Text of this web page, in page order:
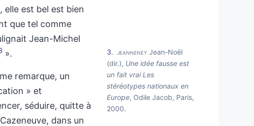
elle est bel est bien
que tel comme
Jean-Michel
».
remarque, un
» et
séduire, quitte à
dans un
3 jeanneney Jean-Noël
(dir.), Une idée fausse est
un fait vrai Les
stéréotypes nationaux en
Europe, Odile Jacob, Paris,
2000.